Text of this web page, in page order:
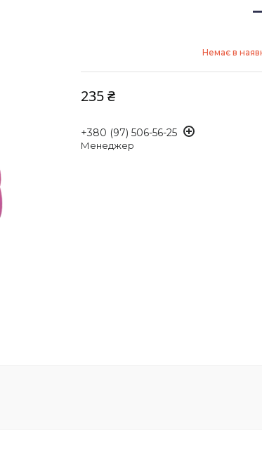
Немає в
235 ₴
+380 (97) 506-56-25
Менеджер